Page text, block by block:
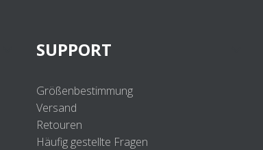
SUPPORT
Größenbestimmung
Versand
Retouren
Häufig gestellte Fragen